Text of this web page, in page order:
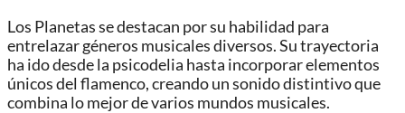
Los Planetas se destacan por su habilidad para
entrelazar géneros musicales diversos. Su trayectoria
ha ido desde la psicodelia hasta incorporar elementos
únicos del flamenco, creando un sonido distintivo que
combina lo mejor de varios mundos musicales.